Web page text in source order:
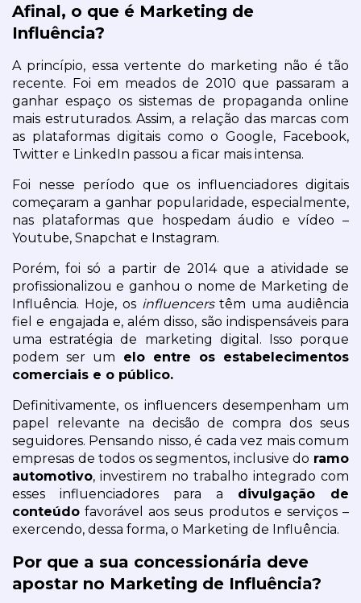
Afinal, o que é Marketing de
Influência?
A princípio, essa vertente do marketing não é tão
recente. Foi em meados de 2010 que passaram a
ganhar espaço os sistemas de propaganda online
mais estruturados. Assim, a relação das marcas com
as plataformas digitais como o Google, Facebook,
Twitter e LinkedIn passou a ficar mais intensa.
Foi nesse período que os influenciadores digitais
começaram a ganhar popularidade, especialmente,
nas plataformas que hospedam áudio e vídeo –
Youtube, Snapchat e Instagram.
Porém, foi só a partir de 2014 que a atividade se
profissionalizou e ganhou o nome de Marketing de
Influência. Hoje, os influencers têm uma audiência
fiel e engajada e, além disso, são indispensáveis para
uma estratégia de marketing digital. Isso porque
podem ser um elo entre os estabelecimentos
comerciais e o público.
Definitivamente, os influencers desempenham um
papel relevante na decisão de compra dos seus
seguidores. Pensando nisso, é cada vez mais comum
empresas de todos os segmentos, inclusive do ramo
automotivo, investirem no trabalho integrado com
esses influenciadores para a divulgação de
conteúdo favorável aos seus produtos e serviços –
exercendo, dessa forma, o Marketing de Influência.
Por que a sua concessionária deve
apostar no Marketing de Influência?